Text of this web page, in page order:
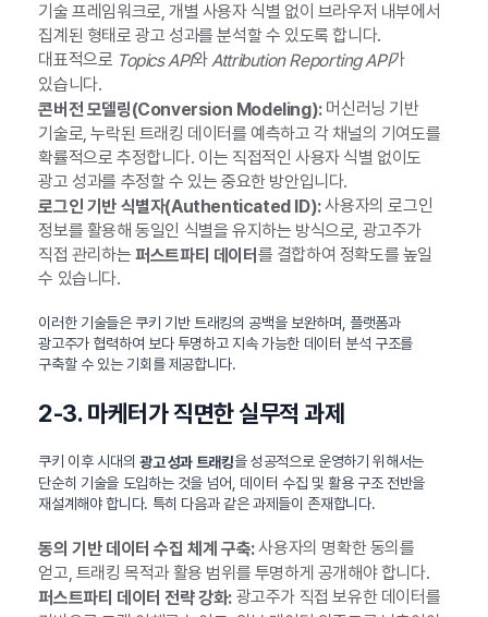
기술 프레임워크로, 개별 사용자 식별 없이 브라우저 내부에서
집계된 형태로 광고 성과를 분석할 수 있도록 합니다.
대표적으로 Topics API와Attribution Reporting API가
있습니다.
콘버전 모델링(Conversion Modeling):머신러닝 기반
기술로, 누락된 트래킹 데이터를 예측하고 각 채널의 기여도를
확률적으로 추정합니다. 이는 직접적인 사용자 식별 없이도
광고 성과를 추정할 수 있는 중요한 방안입니다.
로그인 기반 식별자(Authenticated ID):사용자의 로그인
정보를 활용해 동일인 식별을 유지하는 방식으로, 광고주가
직접 관리하는퍼스트파티 데이터 를 결합하여 정확도를 높일
수 있습니다.
이러한 기술들은 쿠키 기반 트래킹의 공백을 보완하며, 플랫폼과
광고주가 협력하여 보다 투명하고 지속 가능한 데이터 분석 구조를
구축할 수 있는 기회를 제공합니다.
2-3. 마케터가 직면한 실무적 과제
쿠키 이후 시대의 광고 성과 트래킹을 성공적으로 운영하기 위해서는
단순히 기술을 도입하는 것을 넘어, 데이터 수집 및 활용 구조 전반을
재설계해야 합니다. 특히 다음과 같은 과제들이 존재합니다.
동의 기반 데이터 수집 체계 구축:사용자의 명확한 동의를
얻고, 트래킹 목적과 활용 범위를 투명하게 공개해야 합니다.
퍼스트파티 데이터 전략 강화:광고주가 직접 보유한 데이터를